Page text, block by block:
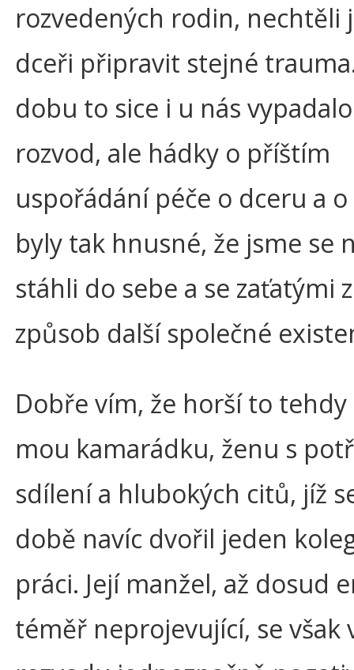
rozvedených rodin, nechtěli
dceři připravit stejné
dobu to sice i u nás
rozvod, ale hádky o příštím
uspořádání péče o dceru a
byly tak hnusné, že jsme se
stáhli do sebe a se zaťatými
způsob další společné
Dobře vím, že horší to
mou kamarádku, ženu s
sdílení a hlubokých citů, jíž
době navíc dvořil jeden
práci. Její manžel, až dosud
téměř neprojevující, se však